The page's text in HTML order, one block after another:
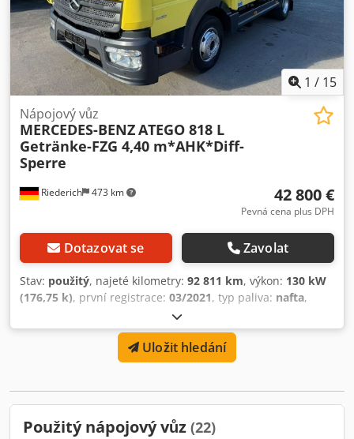
1 / 15
Riederich 473 km
Nápojový vůz
MERCEDES-BENZATEGO 818 L
Getränke-FZG 4,40 m*AHK*Diff-
Sperre
42 800 €
Pevná cena plus DPH
Dotazovat se Zavolat
Stav: použitý, najeté kilometry: 92 811 km, výkon: 130 kW
(176,75 k), první registrace: 03/2021, typ paliva: nafta,
, barva:
automatický, emisní třída:Euro 6, počet míst k sezení:2,
objem ložného prostoru:21 m³, délka ložné plochy:
, šířka ložného prostoru:2 480 mm, výška ložného
elektronický stabilizační program (ESP), sazečkový filtr,
zařízením * Uzávěrka diferenciálu zadní nápravy * Výška
Uložit hledání
Použitý nápojový vůz (22)